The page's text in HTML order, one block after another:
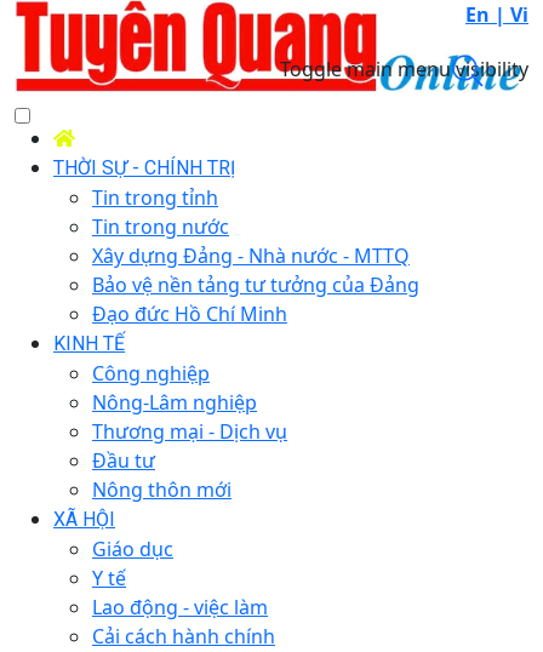
En | Vi
Toggle main menu visibility
THỜI SỰ - CHÍNH TRỊ
Tin trong tỉnh
Tin trong nước
Xây dựng Đảng - Nhà nước - MTTQ
Bảo vệ nền tảng tư tưởng của Đảng
Đạo đức Hồ Chí Minh
KINH TẾ
Công nghiệp
Nông-Lâm nghiệp
Thương mại - Dịch vụ
Đầu tư
Nông thôn mới
XÃ HỘI
Giáo dục
Y tế
Lao động - việc làm
Cải cách hành chính